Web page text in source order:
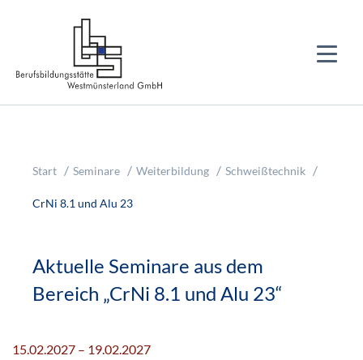
Start Seminare Weiterbildung Schweißtechnik
CrNi 8.1 und Alu 23
Aktuelle Seminare aus dem
Bereich „CrNi 8.1 und Alu 23“
15.02.2027 – 19.02.2027